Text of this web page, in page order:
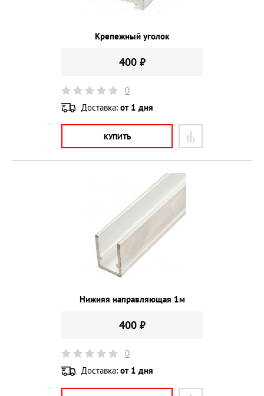
Крепежный уголок
400 ₽
0
Доставка: от 1 дня
КУПИТЬ
Нижняя направляющая 1м
400 ₽
0
Доставка: от 1 дня